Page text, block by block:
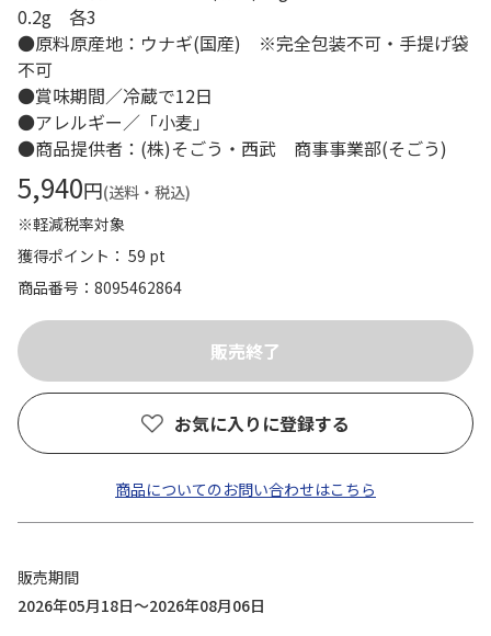
0.2g 各3
●原料原産地：ウナギ(国産) ※完全包装不可・手提げ袋
不可
●賞味期間／冷蔵で12日
●アレルギー／「小麦」
●商品提供者：(株)そごう・西武 商事事業部(そごう)
5,940円(送料・税込)
※軽減税率対象
獲得ポイント： 59 pt
商品番号
8095462864
お気に入りに登録する
商品についてのお問い合わせはこちら
販売期間
2026年05月18日～2026年08月06日